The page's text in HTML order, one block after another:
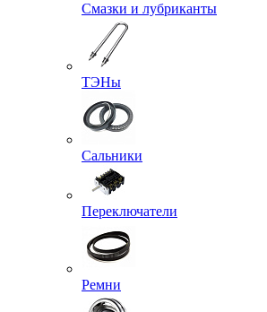
Смазки и лубриканты
ТЭНы
Сальники
Переключатели
Ремни